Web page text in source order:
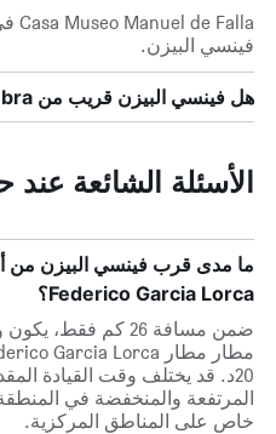
فينسي البيزن.
هل فينسي البيزن قريب من Alhambra؟
الأسئلة الشائعة
ما مدى قرب فينسي البيزن من
Federico Garcia Lorca؟
ضمن مسافة 26 كم
20د. قد يختلف وقت القيادة
المرتفعة والمنخفضة في
خاص على المناطق المركزية.